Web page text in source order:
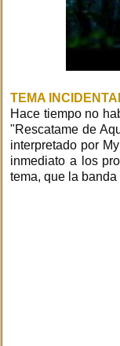
TEMA
Hace tiempo no
"Rescatame de
interpretado por
inmediato a los
tema, que la